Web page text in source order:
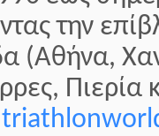
την
(Αθήνα,
Πιερία